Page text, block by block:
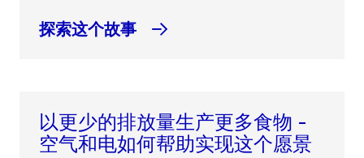
探索这个故事
以更少的排放量生产更多食物 -
空气和电如何帮助实现这个愿景